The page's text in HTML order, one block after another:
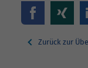
Zurück zur